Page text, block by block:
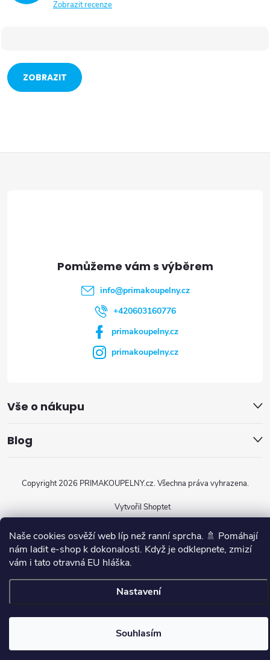
Naše cookies osvěží web líp než ranní sprcha. 🚿 Pomáhají
nám ladit e-shop k dokonalosti. Když je odklepnete, zmizí
vám i tato otravná EU hláška.
Nastavení
Souhlasím
Zobrazit recenze
ZOBRAZIT
info@primakoupelny.cz
+420603160776
primakoupelny.cz
primakoupelny.cz
Vše o nákupu
Blog
Vytvořil Shoptet
Copyright 2026 PRIMAKOUPELNY.cz. Všechna práva vyhrazena.